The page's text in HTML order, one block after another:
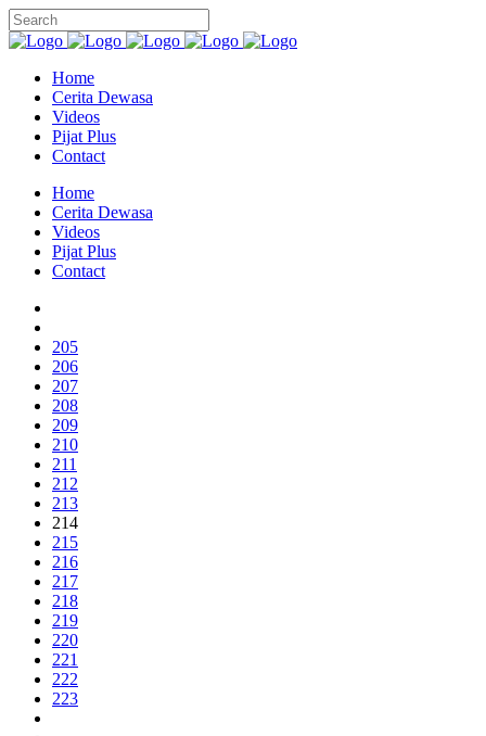
Home
Cerita Dewasa
Videos
Pijat Plus
Contact
Home
Cerita Dewasa
Videos
Pijat Plus
Contact
205
206
207
208
209
210
211
212
213
214
215
216
217
218
219
220
221
222
223